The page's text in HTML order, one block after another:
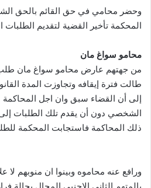
وحضر محامي في حق القائم بالحق
المحكمة تأخير القضية لتقديم الطلبات
محامو سواغ مان
من جهتهم عارض محامو سواغ مان طلب
طالت فترة إيقافه وتجاوزت المدة
إلى أن القضاء سبق وان اجل المحاكمة
الشخصي دون أن يقدم تلك الطلبات
ذلك المحاكمة فاستجابت المحكمة
ورافع عنه محاموه وبينوا ان منوبهم لا